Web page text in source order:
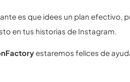
es que idees un plan efectivo,
en tus historias de Instagram.
estaremos felices de